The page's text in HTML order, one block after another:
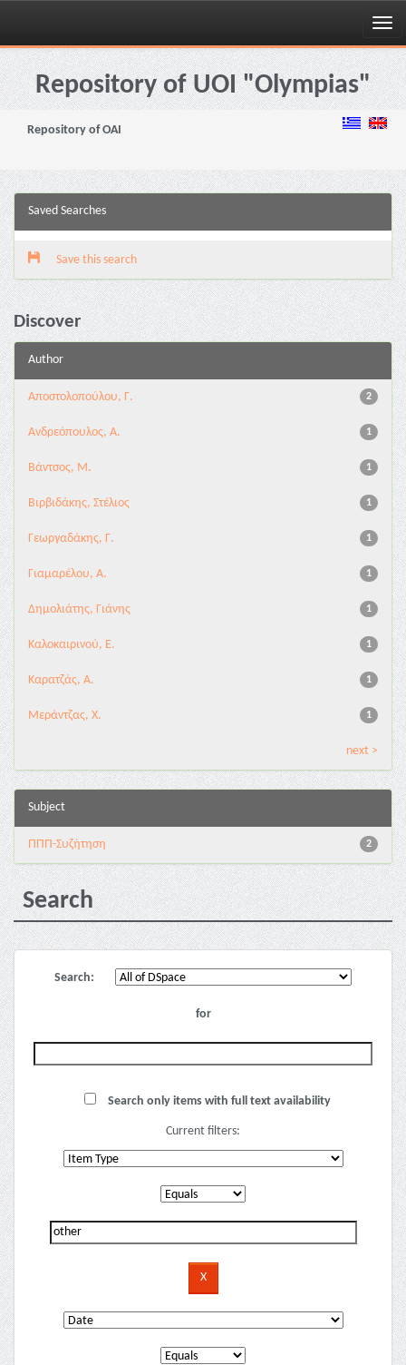
Skip
navigationRepository of UOI "Olympias"
Repository of OAI
Saved Searches
Save this search
Discover
Author
2
Αποστολοπούλου, Γ.
1
Ανδρεόπουλος, Α.
1
Βάντσος, Μ.
1
Βιρβιδάκης, Στέλιος
1
Γεωργαδάκης, Γ.
1
Γιαμαρέλου, Α.
1
Δημολιάτης, Γιάνης
1
Καλοκαιρινού, Ε.
1
Καρατζάς, Α.
1
Μεράντζας, Χ.
next >
Subject
2
ΠΠΠ-Συζήτηση
Search
Search:
for
Search only items with full text availability
Current filters: